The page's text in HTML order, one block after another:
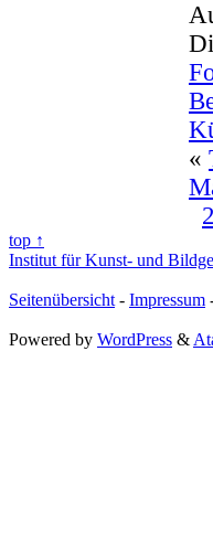
«
top ↑
Institut für Kunst- und
Seitenübersicht - Impressum
Powered by WordPress &